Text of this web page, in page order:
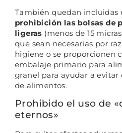
También quedan incluidas
prohibición las bolsas de
ligeras (menos de 15
que sean necesarias por
higiene o se proporcionen
embalaje primario para
granel para ayudar a evitar
de alimentos.
Prohibido el uso de
eternos»